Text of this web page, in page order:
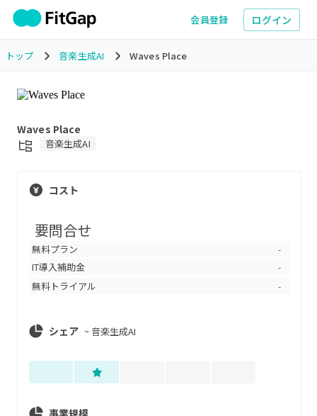
会員登録 ログイン
トップ 音楽生成AI Waves Place
Waves Place
音楽生成AI
コスト
要問合せ
無料プラン -
IT導入補助金 -
無料トライアル -
シェア ~ 音楽生成AI
事業規模